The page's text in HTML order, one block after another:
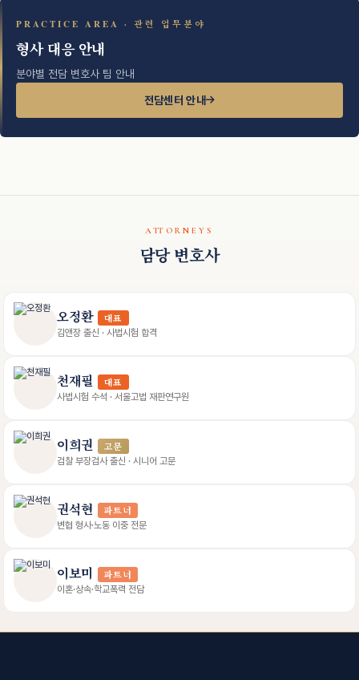
PRACTICE AREA · 관련 업무분야
형사 대응 안내
분야별 전담 변호사 팀 안내
전담센터 안내
ATTORNEYS
담당 변호사
오정환 대표
김앤장 출신 · 사법시험 합격
천재필 대표
사법시험 수석 · 서울고법 재판연구원
이희권 고문
검찰 부장검사 출신 · 시니어 고문
권석현 파트너
변협 형사·노동 이중 전문
이보미 파트너
이혼·상속·학교폭력 전담